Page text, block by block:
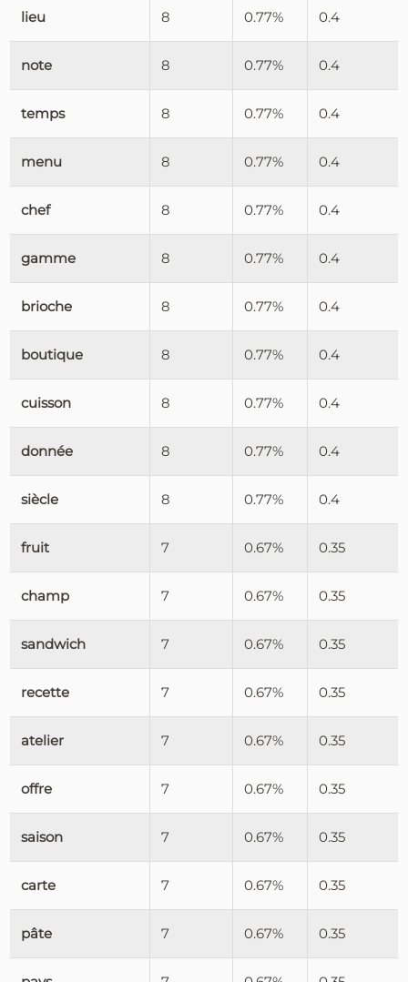
lieu 8 0.77% 0.4
note 8 0.77% 0.4
temps 8 0.77% 0.4
menu 8 0.77% 0.4
chef 8 0.77% 0.4
gamme 8 0.77% 0.4
brioche 8 0.77% 0.4
boutique 8 0.77% 0.4
cuisson 8 0.77% 0.4
donnée 8 0.77% 0.4
siècle 8 0.77% 0.4
fruit 7 0.67% 0.35
champ 7 0.67% 0.35
sandwich 7 0.67% 0.35
recette 7 0.67% 0.35
atelier 7 0.67% 0.35
offre 7 0.67% 0.35
saison 7 0.67% 0.35
carte 7 0.67% 0.35
pâte 7 0.67% 0.35